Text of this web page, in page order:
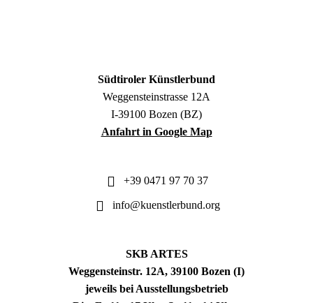
Südtiroler Künstlerbund
Weggensteinstrasse 12A
I-39100 Bozen (BZ)
Anfahrt in Google Map
+39 0471 97 70 37
info@kuenstlerbund.org
SKB ARTES
Weggensteinstr. 12A, 39100 Bozen (I)
jeweils bei Ausstellungsbetrieb